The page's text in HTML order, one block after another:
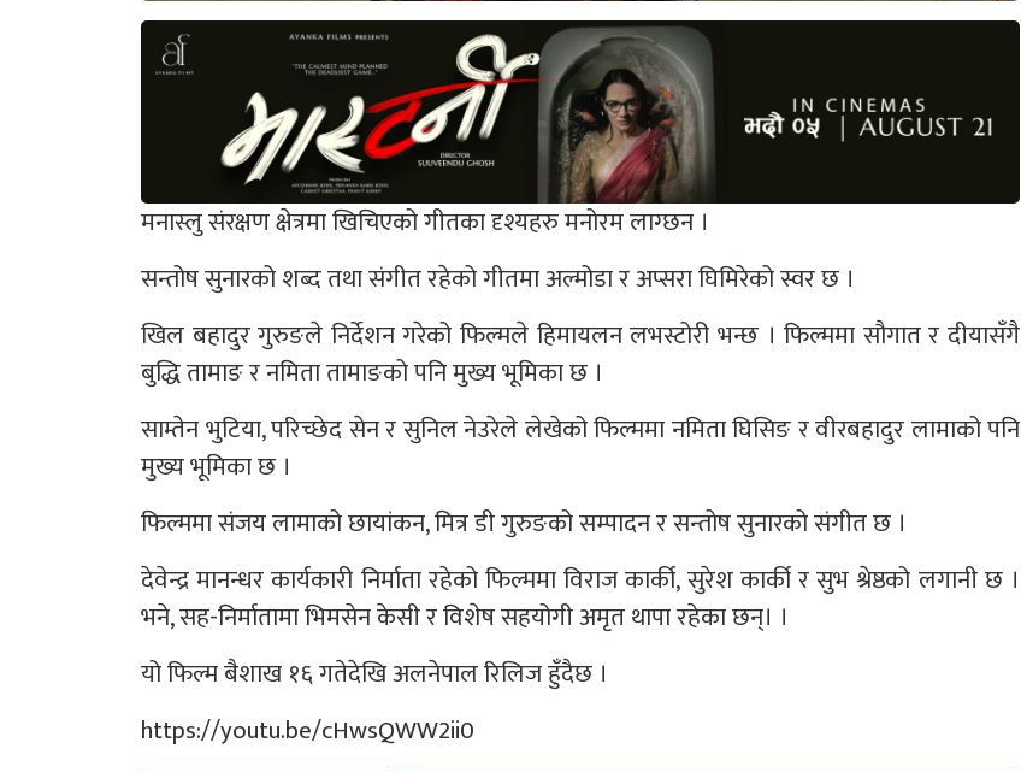
मनास्लु संरक्षण क्षेत्रमा खिचिएको गीतका दृश्यहरु मनोरम लाग्छन ।
सन्तोष सुनारको शब्द तथा संगीत रहेको गीतमा अल्मोडा र अप्सरा घिमिरेको स्वर छ ।
खिल बहादुर गुरुङले निर्देशन गरेको फिल्मले हिमायलन लभस्टोरी भन्छ । फिल्ममा सौगात र दीयासँगै
बुद्धि तामाङ र नमिता तामाङको पनि मुख्य भूमिका छ ।
साम्तेन भुटिया, परिच्छेद सेन र सुनिल नेउरेले लेखेको फिल्ममा नमिता घिसिङ र वीरबहादुर लामाको पनि
मुख्य भूमिका छ ।
फिल्ममा संजय लामाको छायांकन, मित्र डी गुरुङको सम्पादन र सन्तोष सुनारको संगीत छ ।
देवेन्द्र मानन्धर कार्यकारी निर्माता रहेको फिल्ममा विराज कार्की, सुरेश कार्की र सुभ श्रेष्ठको लगानी छ ।
भने, सह-निर्मातामा भिमसेन केसी र विशेष सहयोगी अमृत थापा रहेका छन्। ।
यो फिल्म बैशाख १६ गतेदेखि अलनेपाल रिलिज हुँदैछ ।
https://youtu.be/cHwsQWW2ii0